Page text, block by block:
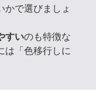
かで選びましょ
すいのも特徴な
は「色移行しに